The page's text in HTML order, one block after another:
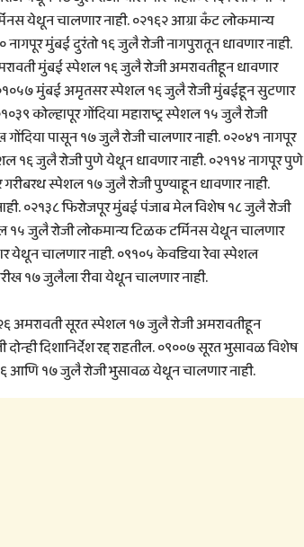
येथून चालणार नाही. ०२१६२ आग्रा कँट लोकमान्य
मुंबई दुरंतो १६ जुलै रोजी नागपुरातून धावणार नाही.
मुंबई स्पेशल १६ जुलै रोजी अमरावतीहून धावणार
मुंबई अमृतसर स्पेशल १६ जुलै रोजी मुंबईहून सुटणार
कोल्हापूर गोंदिया महाराष्ट्र स्पेशल १५ जुलै रोजी
गोंदिया पासून १७ जुलै रोजी चालणार नाही. ०२०४१ नागपूर
१६ जुलै रोजी पुणे येथून धावणार नाही. ०२११४ नागपूर पुणे
स्पेशल १७ जुलै रोजी पुण्याहून धावणार नाही.
०२१३८ फिरोजपूर मुंबई पंजाब मेल विशेष १८ जुलै रोजी
१५ जुलै रोजी लोकमान्य टिळक टर्मिनस येथून चालणार
येथून चालणार नाही. ०९१०५ केवडिया रेवा स्पेशल
१७ जुलैला रीवा येथून चालणार नाही.
अमरावती सूरत स्पेशल १७ जुलै रोजी अमरावतीहून
दिशानिर्देश रद्द राहतील. ०९००७ सूरत भुसावळ विशेष
आणि १७ जुलै रोजी भुसावळ येथून चालणार नाही.